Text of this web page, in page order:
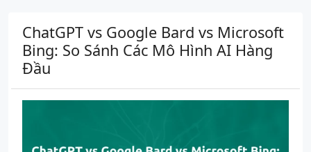
ChatGPT vs Google Bard vs Microsoft
Bing: So Sánh Các Mô Hình AI Hàng
Đầu